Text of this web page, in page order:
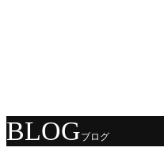
BLOGブログ